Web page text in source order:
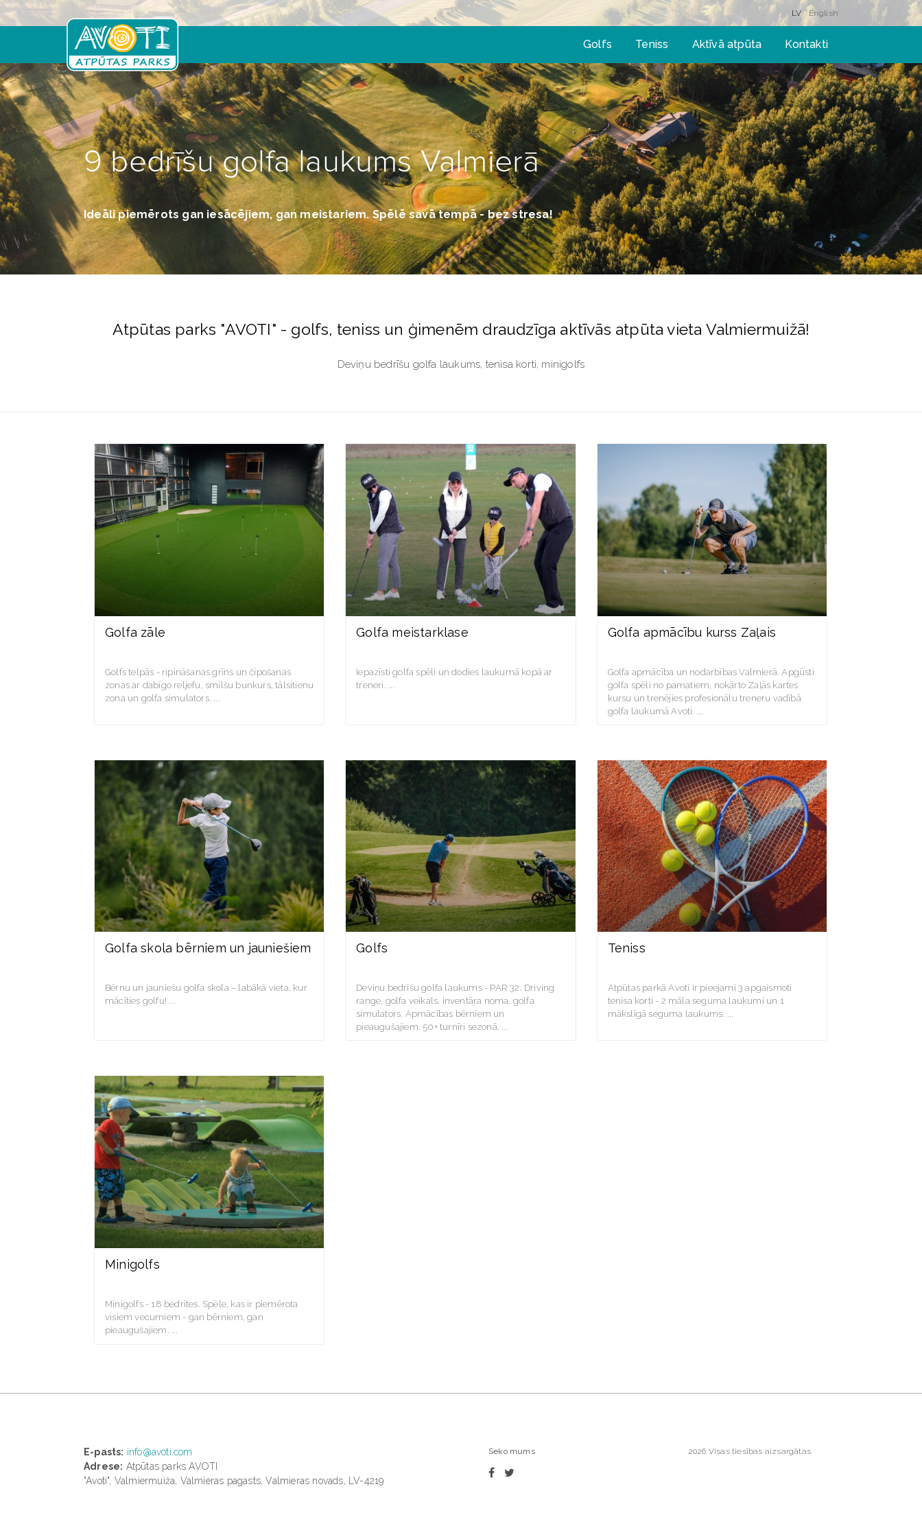
Skip
to
LV English
Golfs Teniss Aktīvā atpūta Kontakti
9 bedrīšu golfa laukums Valmierā
Ideāli piemērots gan iesācējiem, gan meistariem. Spēlē savā tempā - bez stresa!
Atpūtas parks "AVOTI" - golfs, teniss un ģimenēm draudzīga aktīvās atpūta vieta Valmiermuižā!
Deviņu bedrīšu golfa laukums, tenisa korti, minigolfs
Golfa zāle
Golfs telpās - ripināšanas grīns un čipošanas
zonas ar dabīgo reljefu, smilšu bunkurs, tālsitienu
zona un golfa simulators.
Golfa meistarklase
Iepazīsti golfa spēli un dodies laukumā kopā ar
treneri.
Golfa apmācību kurss Zaļais
Golfa apmācība un nodarbības Valmierā. Apgūsti
golfa spēli no pamatiem, nokārto Zaļās kartes
kursu un trenējies profesionālu treneru vadībā
golfa laukumā Avoti.
Golfa skola bērniem un jauniešiem
Bērnu un jauniešu golfa skola – labākā vieta, kur
mācīties golfu!
Golfs
Deviņu bedrīšu golfa laukums - PAR 32. Driving
range, golfa veikals, inventāra noma, golfa
simulators. Apmācības bērniem un
pieaugušajiem. 50+ turnīri sezonā.
Teniss
Atpūtas parkā Avoti ir pieejami 3 apgaismoti
tenisa korti - 2 māla seguma laukumi un 1
mākslīgā seguma laukums.
Minigolfs
Minigolfs - 18 bedrītes. Spēle, kas ir piemērota
visiem vecumiem - gan bērniem, gan
pieaugušajiem.
E-pasts: info@avoti.com
Adrese: Atpūtas parks AVOTI
"Avoti", Valmiermuiža, Valmieras pagasts, Valmieras novads, LV-4219
Seko mums 2026 Visas tiesības aizsargātas